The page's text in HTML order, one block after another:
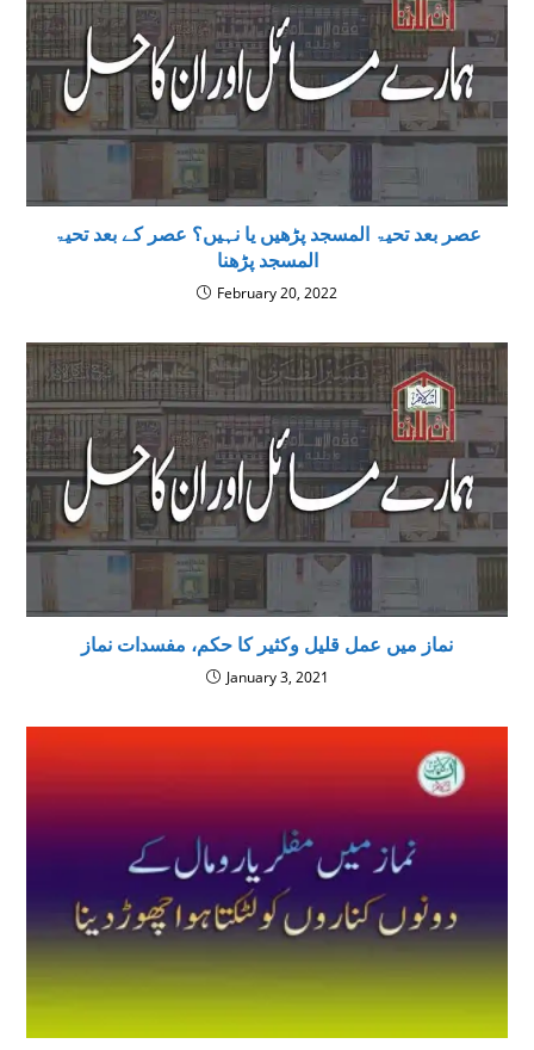
عصر بعد تحیۃ المسجد پڑھیں یا نہیں؟ عصر کے بعد تحیۃ
المسجد پڑھنا
February 20, 2022
نماز میں عمل قلیل وکثیر کا حکم، مفسدات نماز
January 3, 2021